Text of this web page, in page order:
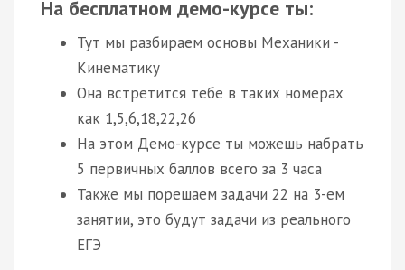
На бесплатном демо-курсе ты:
Тут мы разбираем основы Механики -
Кинематику
Она встретится тебе в таких номерах
как 1,5,6,18,22,26
На этом Демо-курсе ты можешь набрать
5 первичных баллов всего за 3 часа
Также мы порешаем задачи 22 на 3-ем
занятии, это будут задачи из реального
ЕГЭ